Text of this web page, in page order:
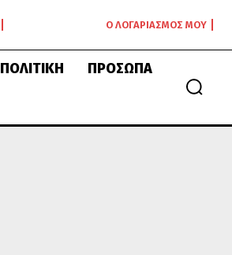
Ο ΛΟΓΑΡΙΑΣΜΌΣ ΜΟΥ
ΠΟΛΙΤΙΚΉ ΠΡΌΣΩΠΑ